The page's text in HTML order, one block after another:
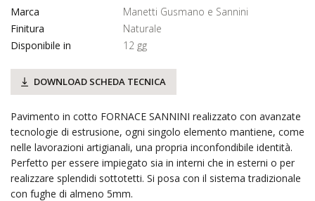
Marca
Manetti Gusmano e Sannini
Finitura
Naturale
Disponibile in
12 gg
DOWNLOAD SCHEDA TECNICA
Pavimento in cotto FORNACE SANNINI realizzato con avanzate
tecnologie di estrusione, ogni singolo elemento mantiene, come
nelle lavorazioni artigianali, una propria inconfondibile identità.
Perfetto per essere impiegato sia in interni che in esterni o per
realizzare splendidi sottotetti. Si posa con il sistema tradizionale
con fughe di almeno 5mm.